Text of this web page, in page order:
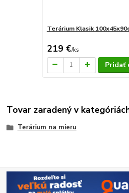
Terárium Klasik
219 €/ks
Pridať
Tovar zaradený v
Terárium na mieru